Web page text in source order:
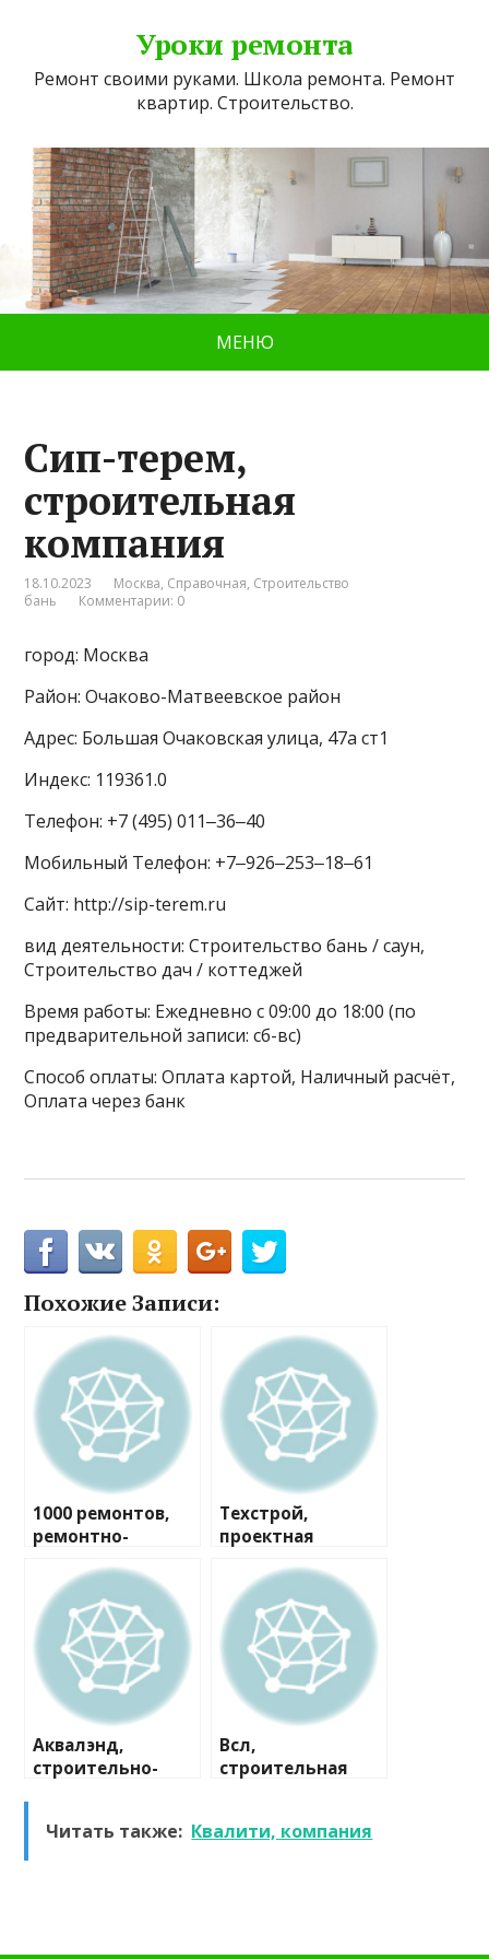
Уроки ремонта
Ремонт своими руками. Школа ремонта. Ремонт
квартир. Строительство.
МЕНЮ
Сип-терем,
строительная
компания
18.10.2023 Москва, Справочная, Строительство
бань
Комментарии: 0
город: Москва
Район: Очаково-Матвеевское район
Адрес: Большая Очаковская улица, 47а ст1
Индекс: 119361.0
Телефон: +7 (495) 011‒36‒40
Мобильный Телефон: +7‒926‒253‒18‒61
Сайт: http://sip-terem.ru
вид деятельности: Строительство бань / саун,
Строительство дач / коттеджей
Время работы: Ежедневно с 09:00 до 18:00 (по
предварительной записи: сб-вс)
Способ оплаты: Оплата картой, Наличный расчёт,
Оплата через банк
Похожие Записи:
1000 ремонтов,
ремонтно-
компания
Техстрой,
проектная
Аквалэнд,
строительно-
Всл,
строительная
Читать также: Квалити, компания